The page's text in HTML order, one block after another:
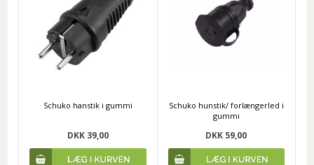
Schuko hanstik i gummi
DKK 39,00
Schuko hunstik/ forlængerled i
gummi
DKK 59,00